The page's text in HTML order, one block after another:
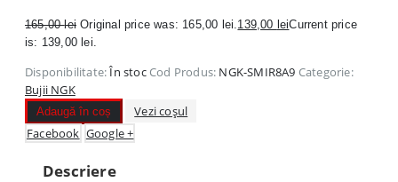
165,00lei Original price was: 165,00 lei. 139,00 leiCurrent price
is: 139,00 lei.
Disponibilitate:În stocCod Produs: NGK-SMIR8A9 Categorie:
Bujii NGK
Adaugă în coș
Vezi coșul
Facebook Google +
Descriere